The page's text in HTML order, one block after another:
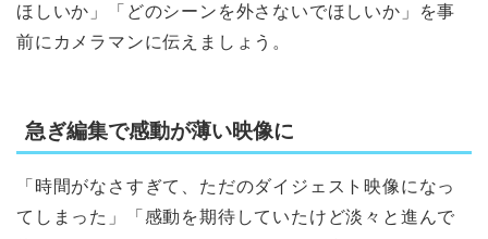
ほしいか」「どのシーンを外さないでほしいか」を事
前にカメラマンに伝えましょう。
急ぎ編集で感動が薄い映像に
「時間がなさすぎて、ただのダイジェスト映像になっ
てしまった」「感動を期待していたけど淡々と進んで